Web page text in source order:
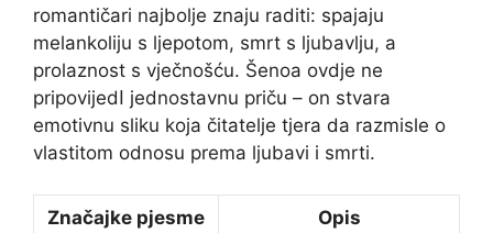
romantičari najbolje znaju raditi: spajaju
melankoliju s ljepotom, smrt s ljubavlju, a
prolaznost s vječnošću. Šenoa ovdje ne
pripovijedا jednostavnu priču – on stvara
emotivnu sliku koja čitatelje tjera da razmisle o
vlastitom odnosu prema ljubavi i smrti.
Značajke pjesme Opis